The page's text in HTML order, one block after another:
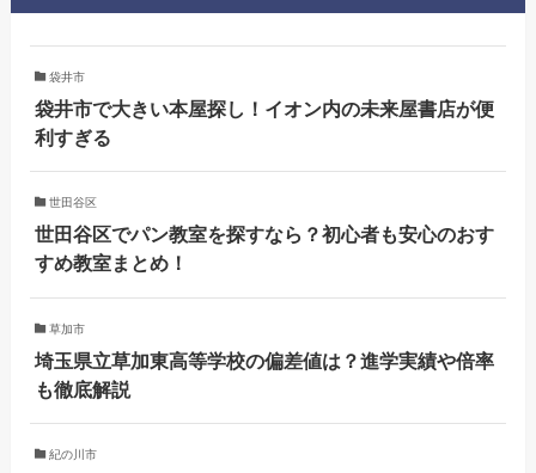
袋井市
袋井市で大きい本屋探し！イオン内の未来屋書店が便
利すぎる
世田谷区
世田谷区でパン教室を探すなら？初心者も安心のおす
すめ教室まとめ！
草加市
埼玉県立草加東高等学校の偏差値は？進学実績や倍率
も徹底解説
紀の川市